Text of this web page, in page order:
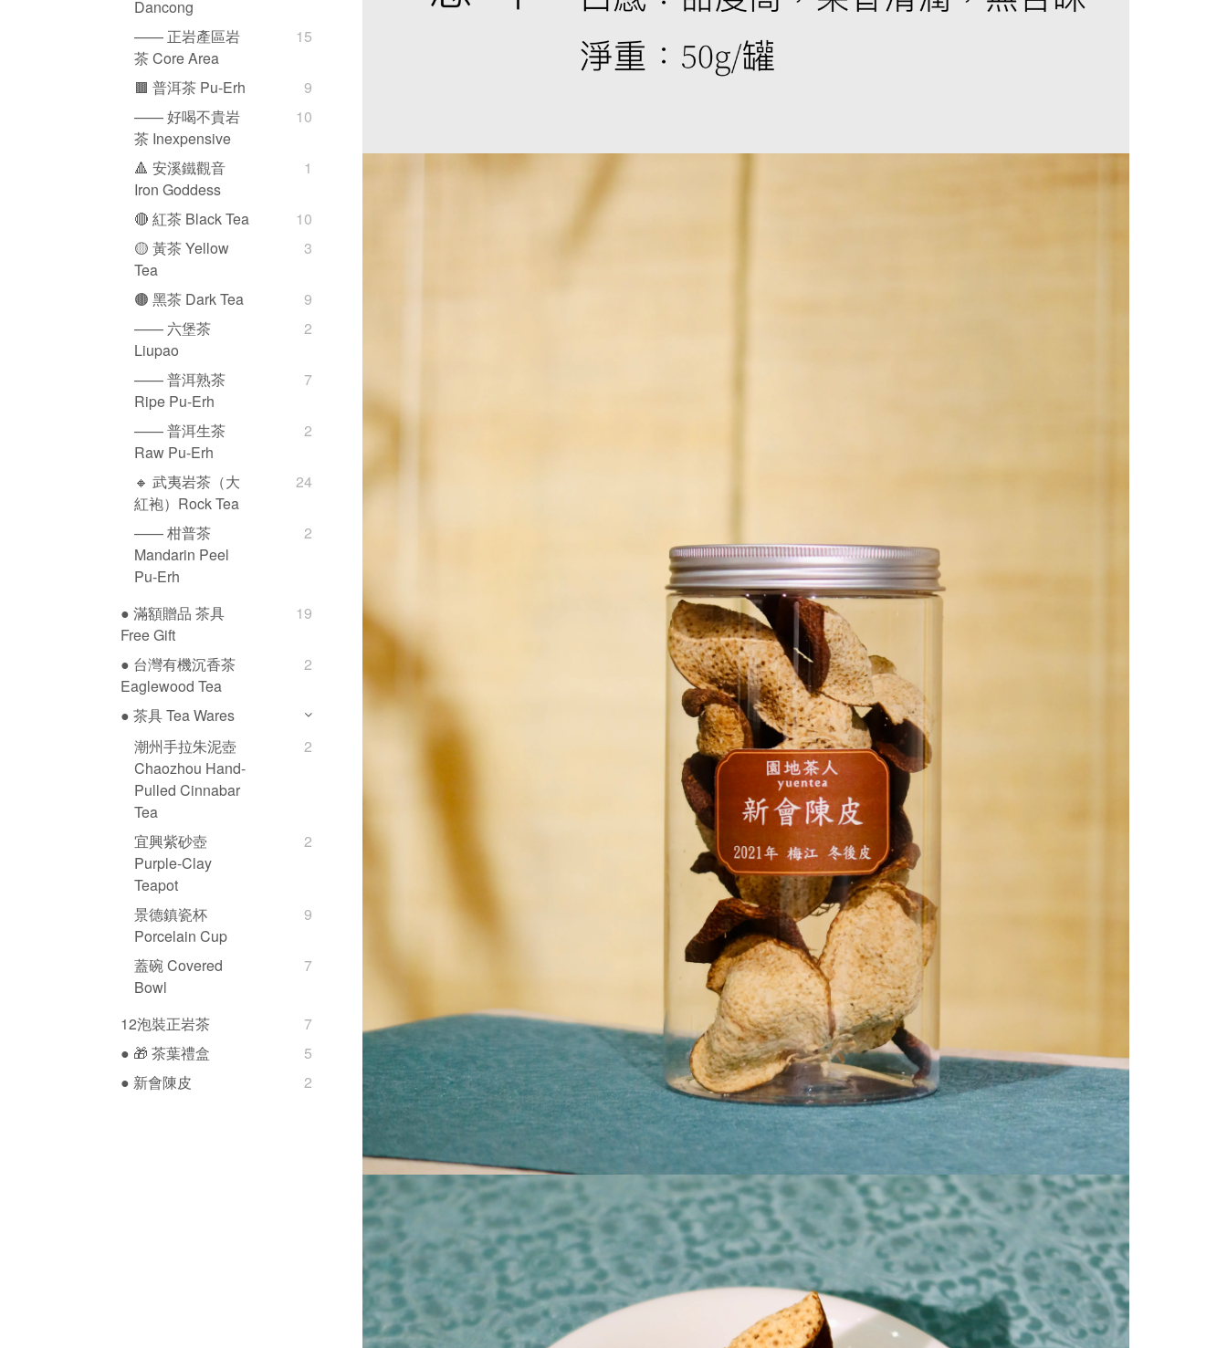
Dancong
—— 正岩產區岩
茶 Core Area
15
🟫 普洱茶 Pu-Erh
9
—— 好喝不貴岩
茶 Inexpensive
10
🔺 安溪鐵觀音
Iron Goddess
1
🔴 紅茶 Black Tea
10
🟡 黃茶 Yellow
Tea
3
🟤 黑茶 Dark Tea
9
—— 六堡茶
Liupao
2
—— 普洱熟茶
Ripe Pu-Erh
7
—— 普洱生茶
Raw Pu-Erh
2
🔸 武夷岩茶（大
紅袍）Rock Tea
24
—— 柑普茶
Mandarin Peel
Pu-Erh
2
● 滿額贈品 茶具
Free Gift
19
● 台灣有機沉香茶
Eaglewood Tea
2
● 茶具 Tea Wares
潮州手拉朱泥壺
Chaozhou Hand-
Pulled Cinnabar
Tea
2
宜興紫砂壺
Purple-Clay
Teapot
2
景德鎮瓷杯
Porcelain Cup
9
蓋碗 Covered
Bowl
7
12泡裝正岩茶
7
● 🎁 茶葉禮盒
5
● 新會陳皮
2